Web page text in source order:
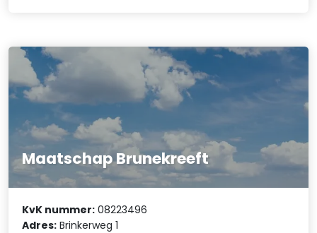
Maatschap Brunekreeft
KvK nummer: 08223496
Adres: Brinkerweg 1